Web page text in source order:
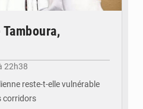
22h38
reste-t-elle vulnérable
corridors